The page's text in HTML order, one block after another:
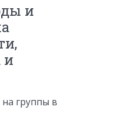
и
и
группы в